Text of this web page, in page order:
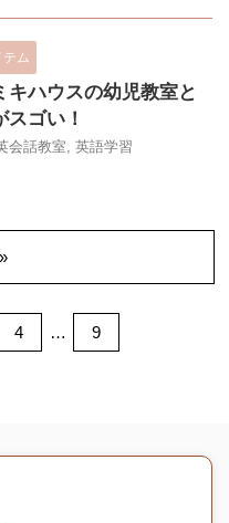
ム
キハウスの幼児教室と
ゴい！
会話教室 英語学習
4 … 9